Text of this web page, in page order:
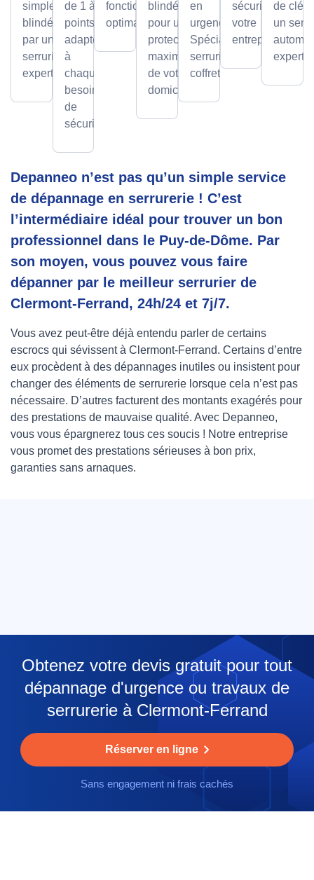
simples ou
blindées
par un
serrurier
expert
de 1 à 5
points,
adaptée
à
chaque
besoin
de
sécurité.
fonctionnement
optimal.
blindées
pour une
protection
maximale
de votre
domicile.
en
urgence.
Spécialiste
serrurier
coffretier
sécuriser
votre
entreprise.
de clé
un
expert
Depanneo n’est pas qu’un simple service
de dépannage en serrurerie ! C’est
l’intermédiaire idéal pour trouver un bon
professionnel dans le Puy-de-Dôme. Par
son moyen, vous pouvez vous faire
dépanner par le meilleur serrurier de
Clermont-Ferrand, 24h/24 et 7j/7.
Vous avez peut-être déjà entendu parler de certains
escrocs qui sévissent à Clermont-Ferrand. Certains d’entre
eux procèdent à des dépannages inutiles ou insistent pour
changer des éléments de serrurerie lorsque cela n’est pas
nécessaire. D’autres facturent des montants exagérés pour
des prestations de mauvaise qualité. Avec Depanneo,
vous vous épargnerez tous ces soucis ! Notre entreprise
vous promet des prestations sérieuses à bon prix,
garanties sans arnaques.
Obtenez votre devis gratuit pour tout
dépannage d'urgence ou travaux de
serrurerie à Clermont-Ferrand
Réserver en ligne
Sans engagement ni frais cachés